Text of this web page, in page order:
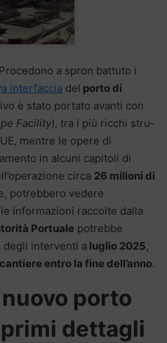
a spron battuto i
interfaccia del porto di
è stato portato avanti con
Facility), tra i più ricchi stru­
mentre le opere di
in alcuni capitoli di
circa 26 milioni di
potrebbero vedere
informazioni raccolte dalla
Portuale potrebbe
degli interventi a luglio 2025,
entro la fine dell’anno.
porto
dettagli